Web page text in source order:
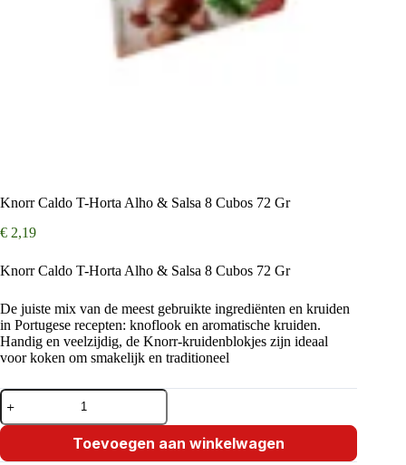
Knorr Caldo T-Horta Alho & Salsa 8 Cubos 72 Gr
€ 2,19
Knorr Caldo T-Horta Alho & Salsa 8 Cubos 72 Gr
De juiste mix van de meest gebruikte ingrediënten en kruiden
in Portugese recepten: knoflook en aromatische kruiden.
Handig en veelzijdig, de Knorr-kruidenblokjes zijn ideaal
voor koken om smakelijk en traditioneel
Knorr
Caldo
T-
Alho
Toevoegen aan winkelwagen